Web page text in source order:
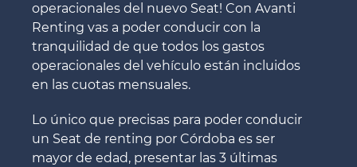
operacionales del nuevo Seat! Con Avanti
Renting vas a poder conducir con la
tranquilidad de que todos los gastos
operacionales del vehículo están incluidos
en las cuotas mensuales.
Lo único que precisas para poder conducir
un Seat de renting por Córdoba es ser
mayor de edad, presentar las 3 últimas